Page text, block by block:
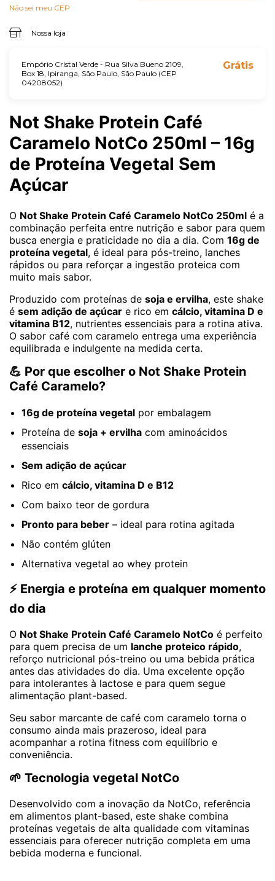
Não sei meu CEP
Nossa loja
Empório Cristal Verde - Rua Silva Bueno 2109,
Box 18, Ipiranga, São Paulo, São Paulo (CEP
04208052)
Grátis
Not Shake Protein Café
Caramelo NotCo 250ml – 16g
de Proteína Vegetal Sem
Açúcar
O Not Shake Protein Café Caramelo NotCo 250ml é a
combinação perfeita entre nutrição e sabor para quem
busca energia e praticidade no dia a dia. Com 16g de
proteína vegetal, é ideal para pós-treino, lanches
rápidos ou para reforçar a ingestão proteica com
muito mais sabor.
Produzido com proteínas de soja e ervilha, este shake
é sem adição de açúcar e rico em cálcio, vitamina D e
vitamina B12, nutrientes essenciais para a rotina ativa.
O sabor café com caramelo entrega uma experiência
equilibrada e indulgente na medida certa.
💪 Por que escolher o Not Shake Protein
Café Caramelo?
16g de proteína vegetal por embalagem
Proteína de soja + ervilha com aminoácidos
essenciais
Sem adição de açúcar
Rico em cálcio, vitamina D e B12
Com baixo teor de gordura
Pronto para beber – ideal para rotina agitada
Não contém glúten
Alternativa vegetal ao whey protein
⚡ Energia e proteína em qualquer momento
do dia
O Not Shake Protein Café Caramelo NotCo é perfeito
para quem precisa de um lanche proteico rápido,
reforço nutricional pós-treino ou uma bebida prática
antes das atividades do dia. Uma excelente opção
para intolerantes à lactose e para quem segue
alimentação plant-based.
Seu sabor marcante de café com caramelo torna o
consumo ainda mais prazeroso, ideal para
acompanhar a rotina fitness com equilíbrio e
conveniência.
🌱 Tecnologia vegetal NotCo
Desenvolvido com a inovação da NotCo, referência
em alimentos plant-based, este shake combina
proteínas vegetais de alta qualidade com vitaminas
essenciais para oferecer nutrição completa em uma
bebida moderna e funcional.